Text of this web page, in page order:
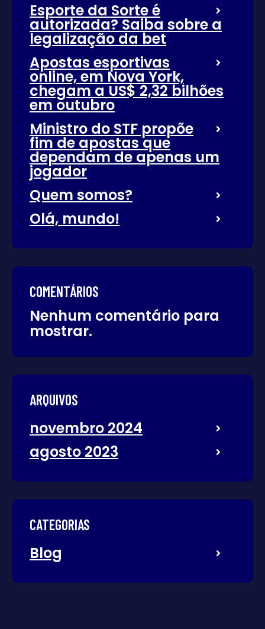
Esporte da Sorte é
autorizada? Saiba sobre a
legalização da bet
Apostas esportivas
online, em Nova York,
chegam a US$ 2,32 bilhões
em outubro
Ministro do STF propõe
fim de apostas que
dependam de apenas um
jogador
Quem somos?
Olá, mundo!
COMENTÁRIOS
Nenhum comentário para
mostrar.
ARQUIVOS
novembro 2024
agosto 2023
CATEGORIAS
Blog